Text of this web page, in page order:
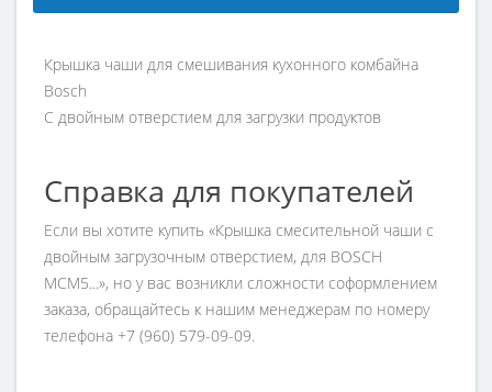
Крышка чаши для смешивания кухонного комбайна
Bosch
С двойным отверстием для загрузки продуктов
Справка для покупателей
Если вы хотите купить «Крышка смесительной чаши с
двойным загрузочным отверстием, для BOSCH
MCM5...», но у вас возникли сложности соформлением
заказа, обращайтесь к нашим менеджерам по номеру
телефона +7 (960) 579-09-09.